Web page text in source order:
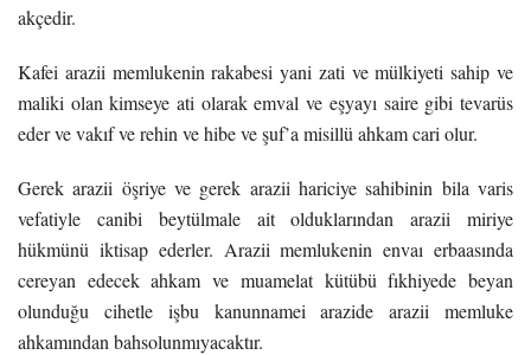
akçedir.
Kafei arazii memlukenin rakabesi yani zati ve mülkiyeti sahip ve
maliki olan kimseye ati olarak emval ve eşyayı saire gibi tevarüs
eder ve vakıf ve rehin ve hibe ve şuf’a misillü ahkam cari olur.
Gerek arazii öşriye ve gerek arazii hariciye sahibinin bila varis
vefatiyle canibi beytülmale ait olduklarından arazii miriye
hükmünü iktisap ederler. Arazii memlukenin envaı erbaasında
cereyan edecek ahkam ve muamelat kütübü fıkhiyede beyan
olunduğu cihetle işbu kanunnamei arazide arazii memluke
ahkamından bahsolunmıyacaktır.